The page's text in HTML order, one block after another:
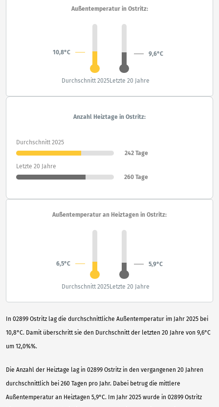
In 02899 Ostritz lag die durchschnittliche Außentemperatur im Jahr 2025 bei
10,8°C. Damit überschritt sie den Durchschnitt der letzten 20 Jahre von 9,6°C
um 12,0%%.
Die Anzahl der Heiztage lag in 02899 Ostritz in den vergangenen 20 Jahren
durchschnittlich bei 260 Tagen pro Jahr. Dabei betrug die mittlere
Außentemperatur an Heiztagen 5,9°C. Im Jahr 2025 wurde in 02899 Ostritz
Außentemperatur in Ostritz:
10,8°C 9,6°C
Durchschnitt 2025Letzte 20 Jahre
Anzahl Heiztage in Ostritz:
Durchschnitt 2025
242 Tage
Letzte 20 Jahre
260 Tage
Außentemperatur an Heiztagen in Ostritz:
6,5°C 5,9°C
Durchschnitt 2025Letzte 20 Jahre